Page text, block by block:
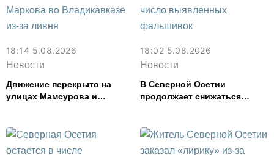
18:14 5.08.2026
Новости
Движение перекрыто на
улицах Мамсурова и
18:02 5.08.2026
Новости
В Северной Осетии
продолжает снижаться